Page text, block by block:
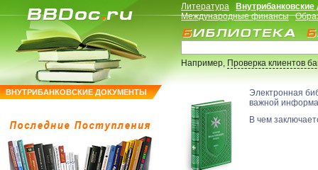
ВНУТРИБАНКОВСКИЕ ДОКУМЕНТЫ
Литература
Международные финансы
Например,Проверка клиентов
Электронная
важной
В чем